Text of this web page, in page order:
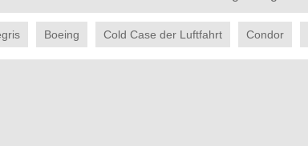
Boeing Cold Case der Luftfahrt Condor